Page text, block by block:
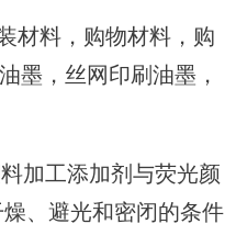
材料，购物材料，购
墨，丝网印刷油墨，
加工添加剂与荧光颜
、避光和密闭的条件